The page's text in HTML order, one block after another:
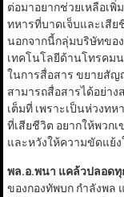
ต่อมาอยากช่วยเหลือเพิ่
ทหารที่บาดเจ็บและเสีย
นอกจากนี้กลุ่มบริษัทของ
เทคโนโลยีด้านโทรคม
ในการสื่อสาร ขยายสัญ
สามารถสื่อสารได้อย่าง
เต็มที่ เพราะเป็นห่วงท
ที่เสียชีวิต อยากให้พวก
และหวังให้ความขัดแย้
พล.อ.พนา แคล้วปลอด
ของกองทัพบก กำลังพล